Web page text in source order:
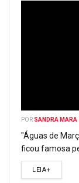
POR SANDRA MARA
"Águas de
ficou famosa
LEIA+